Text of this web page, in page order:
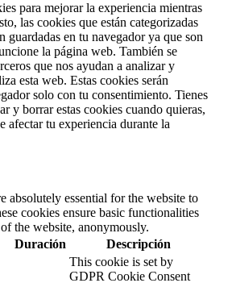
para mejorar la experiencia mientras
las cookies que están categorizadas
guardadas en tu navegador ya que son
la página web. También se
que nos ayudan a analizar y
esta web. Estas cookies serán
solo con tu consentimiento. Tienes
y borrar estas cookies cuando quieras,
afectar tu experiencia durante la
absolutely essential for the website to
cookies ensure basic functionalities
the website, anonymously.
Duración Descripción
This cookie is set by
GDPR Cookie Consent